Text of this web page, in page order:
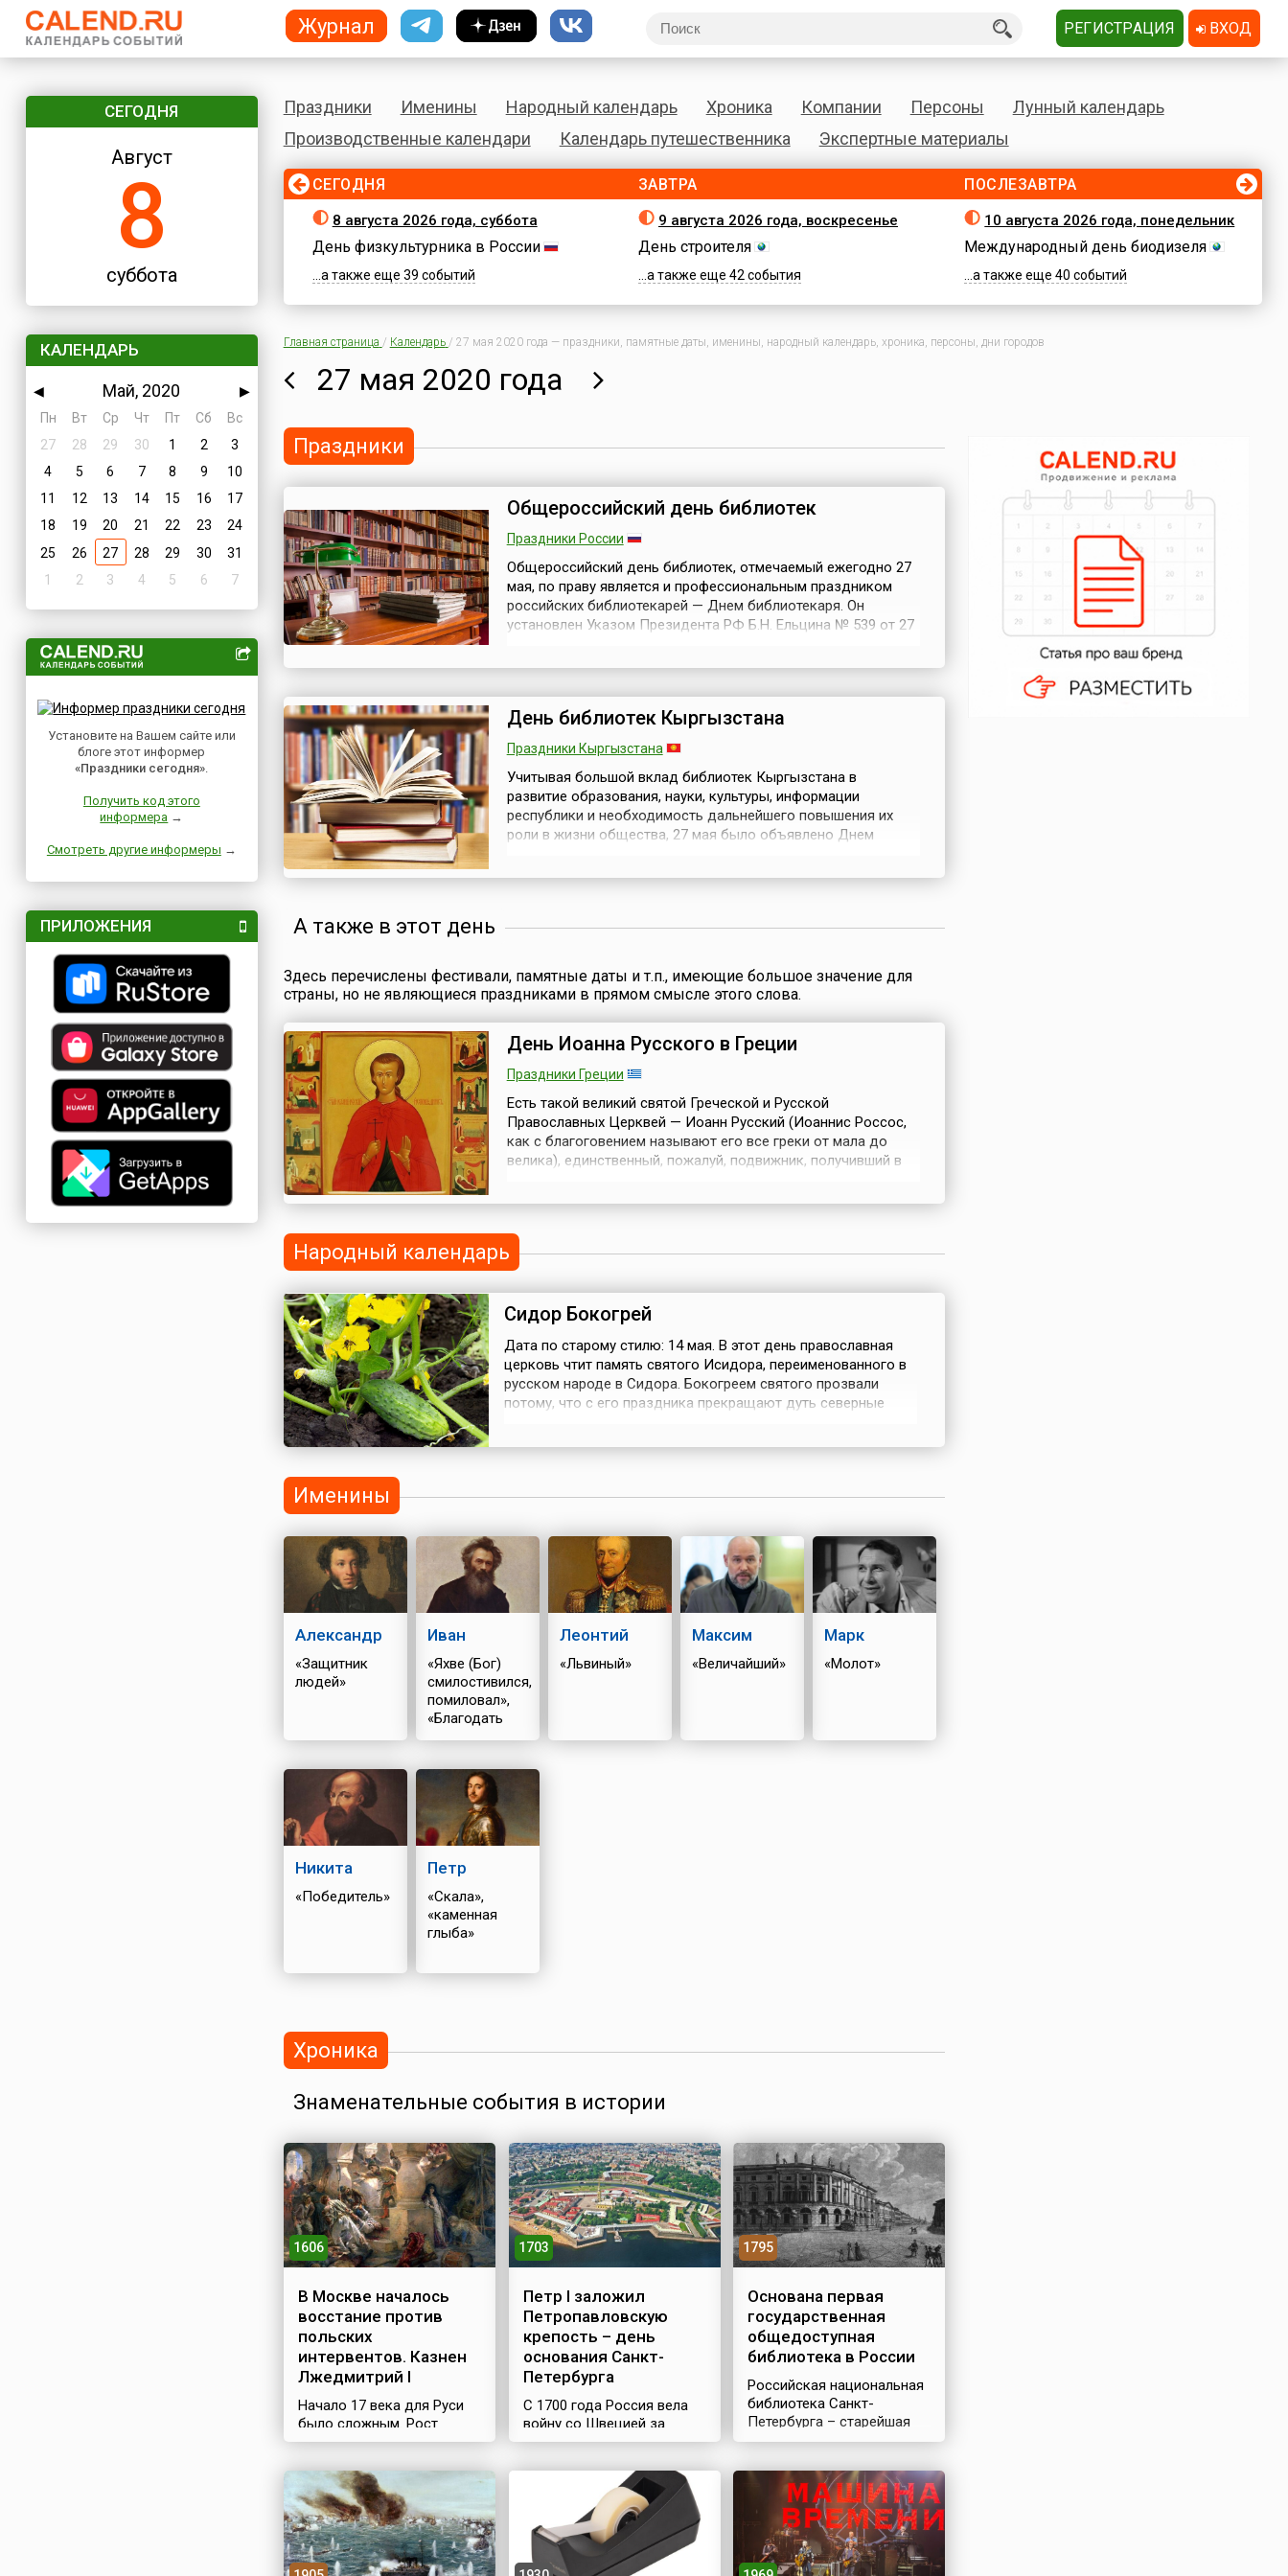
СЕГОДНЯ
Август
8
суббота
КАЛЕНДАРЬ
◀ Май, 2020
▶
Пн
Вт Ср Чт Пт Сб
Вс
27
28 29 30 1 2
3
4
5 6 7 8 9
10
11
12 13 14 15 16
17
18
19 20 21 22 23
24
25
26 27 28 29 30
31
1
2 3 4 5 6 7
Установите на Вашем сайте или
блоге этот информер
«Праздники сегодня».
Получить код этого
информера →
Смотреть другие информеры →
ПРИЛОЖЕНИЯ
Праздники Именины Народный календарь Хроника Компании Персоны
Лунный календарь
Производственные календари
Календарь путешественника Экспертные материалы
СЕГОДНЯ
8 августа 2026 года, суббота
День физкультурника в России
...а также еще 39 событий
ЗАВТРА
9 августа 2026 года, воскресенье
День строителя
...а также еще 42 события
ПОСЛЕЗАВТРА
10 августа 2026 года, понедельник
Международный день биодизеля
...а также еще 40 событий
Главная страница / Календарь / 27 мая 2020 года — праздники, памятные даты, именины, народный календарь, хроника, персоны, дни городов
27 мая 2020 года
Праздники
Общероссийский день библиотек
Праздники России
Общероссийский день библиотек, отмечаемый ежегодно 27
мая, по праву является и профессиональным праздником
российских библиотекарей — Днем библиотекаря. Он
установлен Указом Президента РФ Б.Н. Ельцина № 539 от 27
дальнейшего повышения их роли в ...
День библиотек Кыргызстана
Праздники Кыргызстана
Учитывая большой вклад библиотек Кыргызстана в
развитие образования, науки, культуры, информации
республики и необходимость дальнейшего повышения их
роли в жизни общества, 27 мая было объявлено Днем
А также в этот день
Здесь перечислены фестивали, памятные даты и т.п., имеющие большое значение для
страны, но не являющиеся праздниками в прямом смысле этого слова.
День Иоанна Русского в Греции
Праздники Греции
Есть такой великий святой Греческой и Русской
Православных Церквей — Иоанн Русский (Иоаннис Россос,
как с благоговением называют его все греки от мала до
велика), единственный, пожалуй, подвижник, получивший в
истязания, отказавшийся п...
Народный календарь
Сидор Бокогрей
Дата по старому стилю: 14 мая. В этот день православная
церковь чтит память святого Исидора, переименованного в
русском народе в Сидора. Бокогреем святого прозвали
потому, что с его праздника прекращают дуть северные
Именины
Александр
«Защитник
людей»
Иван
«Яхве (Бог)
смилостивился,
помиловал»,
«Благодать
Леонтий
«Львиный»
Максим
«Величайший»
Марк
«Молот»
Никита
«Победитель»
Петр
«Скала»,
«каменная
глыба»
Хроника
Знаменательные события в истории
1606
В Москве началось
восстание против
польских
интервентов. Казнен
Лжедмитрий I
Начало 17 века для Руси
было сложным. Рост
феодальной эксплуатации
ухудшению положения
крестьян. Неурожай привел
к голоду и болезням,
население массами
умирало, а правящие
классы безудержно
1703
Петр I заложил
Петропавловскую
крепость – день
основания Санкт-
Петербурга
С 1700 года Россия вела
войну со Швецией за
выход в Балтийское море.
отвоеваны земли в устье
Невы, для защиты
которых от нападения
шведов здесь было
необходимо закрепиться.
Захваченную крепость
1795
Основана первая
государственная
общедоступная
библиотека в России
Российская национальная
библиотека Санкт-
Петербурга – старейшая
государственная
по величине фондов в
России, одно из
крупнейших в мире
информационно-
библиографических
учреждений, российский
Журнал РЕГИСТРАЦИЯ ВХОД